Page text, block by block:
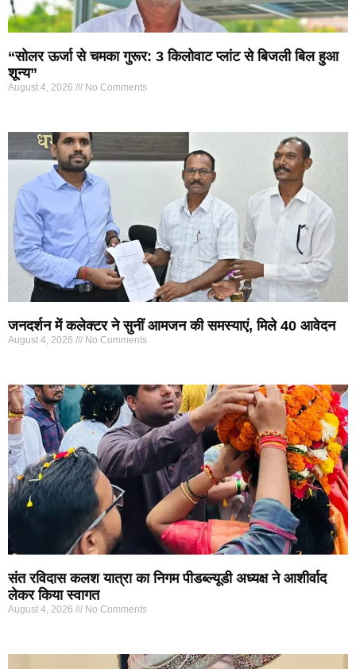
“सोलर ऊर्जा से चमका गुरूर: 3 किलोवाट प्लांट से बिजली बिल हुआ
शून्य”
August 4, 2026 No Comments
जनदर्शन में कलेक्टर ने सुनीं आमजन की समस्याएं, मिले 40 आवेदन
August 4, 2026 No Comments
संत रविदास कलश यात्रा का निगम पीडब्ल्यूडी अध्यक्ष ने आशीर्वाद
लेकर किया स्वागत
August 4, 2026 No Comments